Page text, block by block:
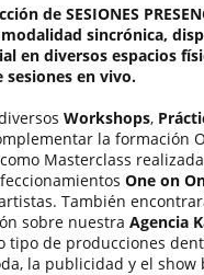
de SESIONES
sincrónica,
en diversos espacios
en vivo.
Workshops,
la formación
Masterclass
One on
También
sobre nuestra Agencia
tipo de producciones
la publicidad y el show